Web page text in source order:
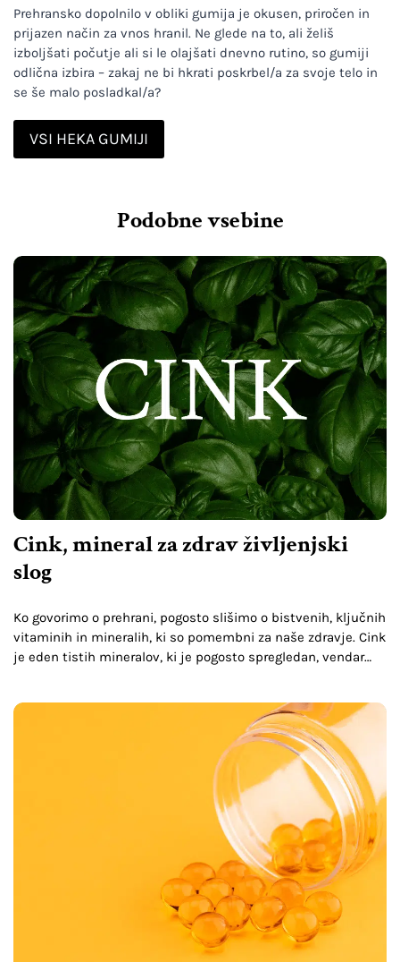
Prehransko dopolnilo v obliki gumija je okusen, priročen in
prijazen način za vnos hranil. Ne glede na to, ali želiš
izboljšati počutje ali si le olajšati dnevno rutino, so gumiji
odlična izbira – zakaj ne bi hkrati poskrbel/a za svoje telo in
se še malo posladkal/a?
VSI HEKA GUMIJI
Podobne vsebine
Cink, mineral za zdrav življenjski
slog
Ko govorimo o prehrani, pogosto slišimo o bistvenih, ključnih
vitaminih in mineralih, ki so pomembni za naše zdravje. Cink
je eden tistih mineralov, ki je pogosto spregledan, vendar